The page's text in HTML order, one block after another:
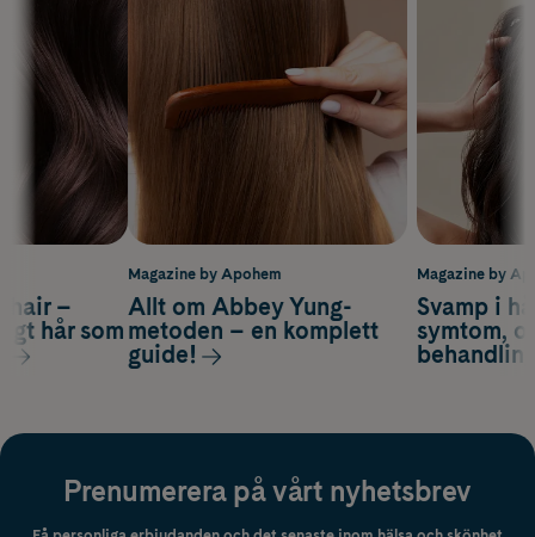
Magazine by
Svamp i
symtom,
hair –
hår som
Magazine by Apohem
Allt om Abbey Yung-
metoden – en komplett
guide!
Prenumerera på vårt nyhetsbrev